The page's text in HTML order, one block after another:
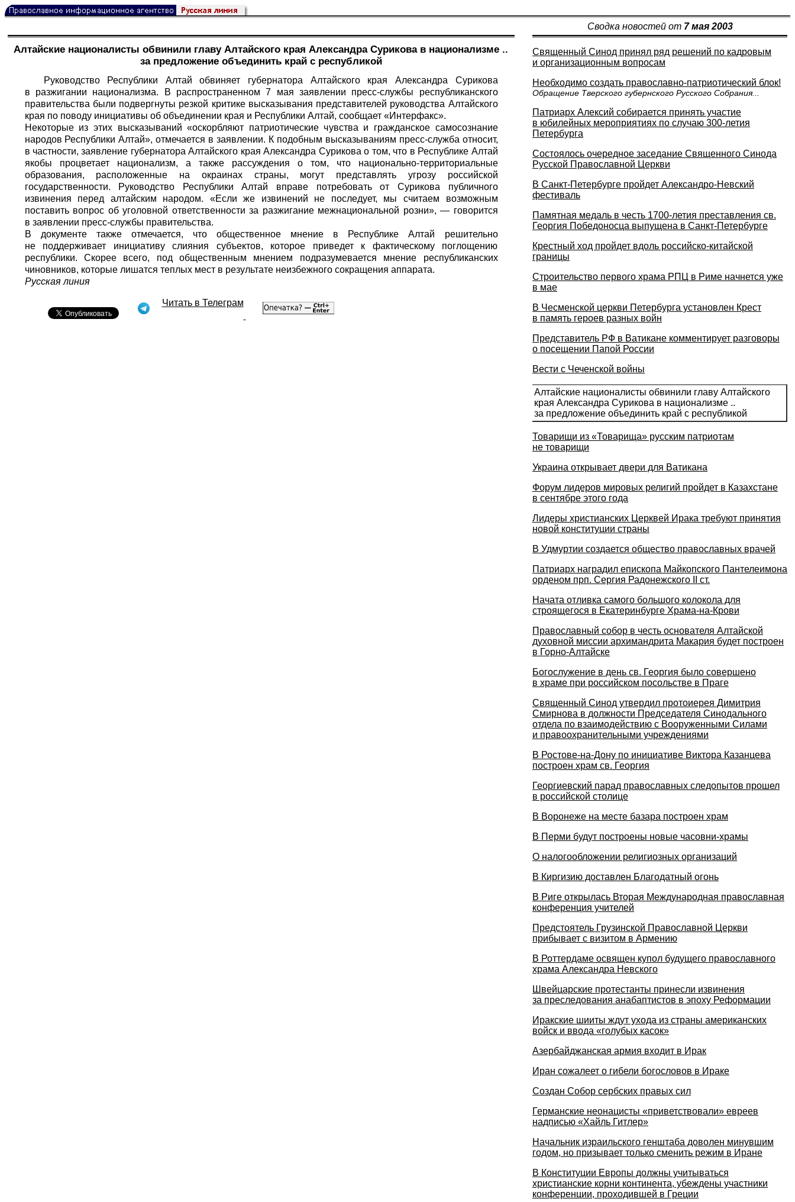
Сводка новостей от 7 мая 2003
Алтайские националисты обвинили главу Алтайского края Александра Сурикова в национализме ..
за предложение объединить край с республикой
Руководство Республики Алтай обвиняет губернатора Алтайского края Александра Сурикова
в разжигании национализма. В распространенном 7 мая заявлении пресс-службы республиканского
правительства были подвергнуты резкой критике высказывания представителей руководства Алтайского
края по поводу инициативы об объединении края и Республики Алтай, сообщает «Интерфакс».
Некоторые из этих высказываний «оскорбляют патриотические чувства и гражданское самосознание
народов Республики Алтай», отмечается в заявлении. К подобным высказываниям пресс-служба относит,
в частности, заявление губернатора Алтайского края Александра Сурикова о том, что в Республике Алтай
якобы процветает национализм, а также рассуждения о том, что национально-территориальные
образования, расположенные на окраинах страны, могут представлять угрозу российской
государственности. Руководство Республики Алтай вправе потребовать от Сурикова публичного
извинения перед алтайским народом. «Если же извинений не последует, мы считаем возможным
поставить вопрос об уголовной ответственности за разжигание межнациональной розни», — говорится
в заявлении пресс-службы правительства.
В документе также отмечается, что общественное мнение в Республике Алтай решительно
не поддерживает инициативу слияния субъектов, которое приведет к фактическому поглощению
республики. Скорее всего, под общественным мнением подразумевается мнение республиканских
чиновников, которые лишатся теплых мест в результате неизбежного сокращения аппарата.
Русская линия
Читать в Телеграм
Священный Синод принял ряд решений по кадровым
и организационным вопросам
Необходимо создать православно-патриотический блок!
Обращение Тверского губернского Русского Собрания...
Патриарх Алексий собирается принять участие
в юбилейных мероприятиях по случаю 300-летия
Петербурга
Состоялось очередное заседание Священного Синода
Русской Православной Церкви
В Санкт-Петербурге пройдет Александро-Невский
фестиваль
Памятная медаль в честь 1700-летия преставления св.
Георгия Победоносца выпущена в Санкт-Петербурге
Крестный ход пройдет вдоль российско-китайской
границы
Строительство первого храма РПЦ в Риме начнется уже
в мае
В Чесменской церкви Петербурга установлен Крест
в память героев разных войн
Представитель РФ в Ватикане комментирует разговоры
о посещении Папой России
Вести с Чеченской войны
Алтайские националисты обвинили главу Алтайского
края Александра Сурикова в национализме ..
за предложение объединить край с республикой
Товарищи из «Товарища» русским патриотам
не товарищи
Украина открывает двери для Ватикана
Форум лидеров мировых религий пройдет в Казахстане
в сентябре этого года
Лидеры христианских Церквей Ирака требуют принятия
новой конституции страны
В Удмуртии создается общество православных врачей
Патриарх наградил епископа Майкопского Пантелеимона
орденом прп. Сергия Радонежского II ст.
Начата отливка самого большого колокола для
строящегося в Екатеринбурге Храма-на-Крови
Православный собор в честь основателя Алтайской
духовной миссии архимандрита Макария будет построен
в Горно-Алтайске
Богослужение в день св. Георгия было совершено
в храме при российском посольстве в Праге
Священный Синод утвердил протоиерея Димитрия
Смирнова в должности Председателя Синодального
отдела по взаимодействию с Вооруженными Силами
и правоохранительными учреждениями
В Ростове-на-Дону по инициативе Виктора Казанцева
построен храм св. Георгия
Георгиевский парад православных следопытов прошел
в российской столице
В Воронеже на месте базара построен храм
В Перми будут построены новые часовни-храмы
О налогообложении религиозных организаций
В Киргизию доставлен Благодатный огонь
В Риге открылась Вторая Международная православная
конференция учителей
Предстоятель Грузинской Православной Церкви
прибывает с визитом в Армению
В Роттердаме освящен купол будущего православного
храма Александра Невского
Швейцарские протестанты принесли извинения
за преследования анабаптистов в эпоху Реформации
Иракские шииты ждут ухода из страны американских
войск и ввода «голубых касок»
Азербайджанская армия входит в Ирак
Иран сожалеет о гибели богословов в Ираке
Создaн Собор сeрбских прaвых сил
Германские неонацисты «приветствовали» евреев
надписью «Хайль Гитлер»
Начальник израильского генштаба доволен минувшим
годом, но призывает только сменить режим в Иране
В Конституции Европы должны учитываться
христианские корни континента, убеждены участники
конференции, проходившей в Греции